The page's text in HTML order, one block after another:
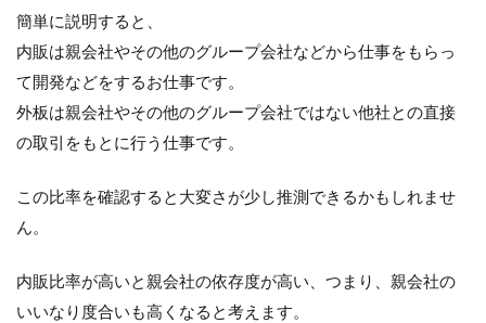
簡単に説明すると、
内販は親会社やその他のグループ会社などから仕事をもらっ
て開発などをするお仕事です。
外板は親会社やその他のグループ会社ではない他社との直接
の取引をもとに行う仕事です。
この比率を確認すると大変さが少し推測できるかもしれませ
ん。
内販比率が高いと親会社の依存度が高い、つまり、親会社の
いいなり度合いも高くなると考えます。